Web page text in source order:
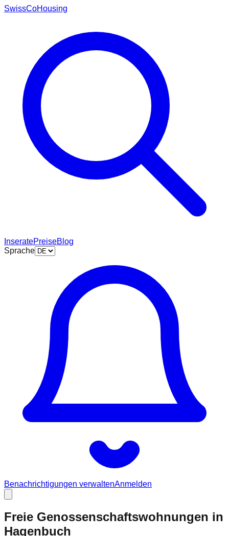
SwissCoHousing
InseratePreiseBlog
Sprache
Benachrichtigungen verwaltenAnmelden
Freie Genossenschaftswohnungen in
Hagenbuch